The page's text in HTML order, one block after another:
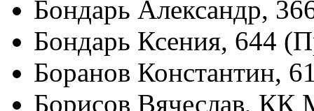
Бондарь Александр,
Бондарь Ксения, 644
Боранов Константин,
Борисов Вячеслав,